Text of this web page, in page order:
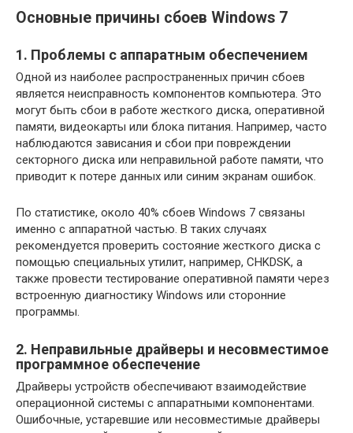
Основные причины сбоев Windows 7
1. Проблемы с аппаратным обеспечением
Одной из наиболее распространенных причин сбоев
является неисправность компонентов компьютера. Это
могут быть сбои в работе жесткого диска, оперативной
памяти, видеокарты или блока питания. Например, часто
наблюдаются зависания и сбои при повреждении
секторного диска или неправильной работе памяти, что
приводит к потере данных или синим экранам ошибок.
По статистике, около 40% сбоев Windows 7 связаны
именно с аппаратной частью. В таких случаях
рекомендуется проверить состояние жесткого диска с
помощью специальных утилит, например, CHKDSK, а
также провести тестирование оперативной памяти через
встроенную диагностику Windows или сторонние
программы.
2. Неправильные драйверы и несовместимое
программное обеспечение
Драйверы устройств обеспечивают взаимодействие
операционной системы с аппаратными компонентами.
Ошибочные, устаревшие или несовместимые драйверы